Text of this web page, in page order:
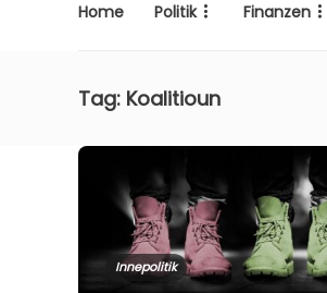
Home Politik Finanzen
Tag: Koalitioun
Innepolitik